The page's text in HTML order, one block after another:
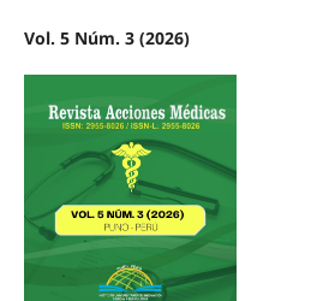
Vol. 5 Núm. 3 (2026)